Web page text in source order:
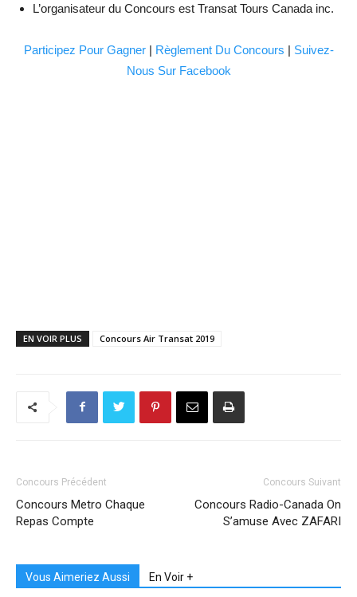
L’organisateur du Concours est Transat Tours Canada inc.
Participez Pour Gagner| Règlement Du Concours | Suivez-
Nous Sur Facebook
EN VOIR PLUS Concours Air Transat 2019
Concours Précédent
Concours Metro Chaque
Repas Compte
Concours Suivant
Concours Radio-Canada On
S’amuse Avec ZAFARI
Vous Aimeriez Aussi En Voir +